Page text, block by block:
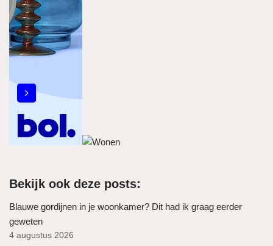
Bekijk ook deze posts:
Blauwe gordijnen in je woonkamer? Dit had ik graag eerder
geweten
4 augustus 2026